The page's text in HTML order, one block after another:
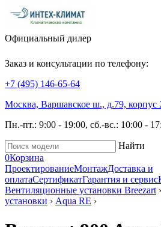
Официальный дилер
Заказ и консультации по телефону:
+7 (495) 146-65-64
Москва, Варшавское ш., д.79, корпус
Пн.-пт.: 9:00 - 19:00, сб.-вс.: 10:00 -
Найти
0Корзина
ПроектированиеМонтажДоставка и
оплатаСертификатГарантия и сервис
Вентиляционные установки Breezart ›
установки › Aqua RE ›